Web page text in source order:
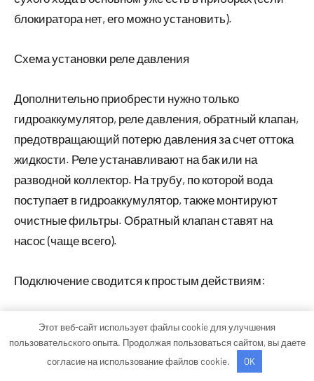
блокиратора нет, его можно установить).
Схема установки реле давления
Дополнительно приобрести нужно только
гидроаккумулятор, реле давления, обратный клапан,
предотвращающий потерю давления за счет оттока
жидкости. Реле устанавливают на бак или на
разводной коллектор. На трубу, по которой вода
поступает в гидроаккумулятор, также монтируют
очистные фильтры. Обратный клапан ставят на
насос (чаще всего).
Подключение сводится к простым действиям:
Сборка системы.
Установка гидроаккумулятора.
Монтаж реле давления.
Этот веб-сайт использует файлы cookie для улучшения
пользовательского опыта. Продолжая пользоваться сайтом, вы даете
согласие на использование файлов cookie.
OK